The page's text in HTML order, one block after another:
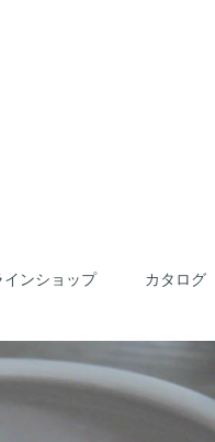
インショップ カタログ